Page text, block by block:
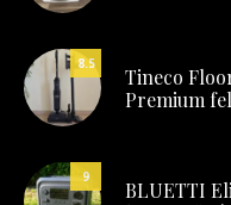
8.5
Tineco
Premium
9
BLUETTI